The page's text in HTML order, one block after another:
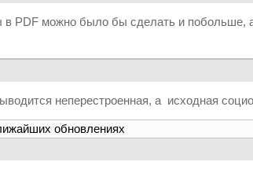
в PDF можно было бы сделать и побольше,
неперестроенная, а исходная
обновлениях